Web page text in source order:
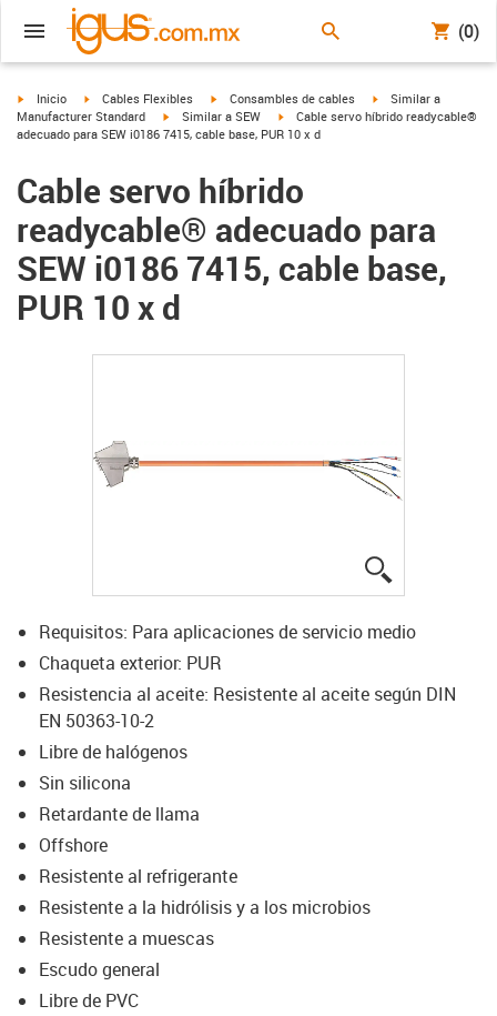
(0)
igus-icon-arrow-right
Inicio igus-icon-arrow-right
Cables Flexibles igus-icon-arrow-right
Consambles de cables igus-icon-arrow-right
Similar a
Manufacturer Standard
igus-icon-arrow-right
Similar a SEW igus-icon-arrow-right
Cable servo híbrido readycable®
adecuado para SEW i0186 7415, cable base, PUR 10 x d
Cable servo híbrido
readycable® adecuado para
SEW i0186 7415, cable base,
PUR 10 x d
Requisitos: Para aplicaciones de servicio medio
Chaqueta exterior: PUR
Resistencia al aceite: Resistente al aceite según DIN
EN 50363-10-2
Libre de halógenos
Sin silicona
Retardante de llama
Offshore
Resistente al refrigerante
Resistente a la hidrólisis y a los microbios
Resistente a muescas
Escudo general
Libre de PVC